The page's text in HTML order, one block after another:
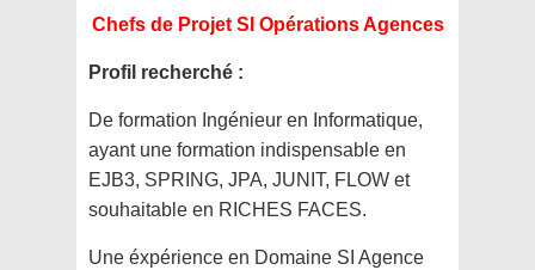
Chefs de Projet SI Opérations Agences
Profil recherché :
De formation Ingénieur en Informatique,
ayant une formation indispensable en
EJB3, SPRING, JPA, JUNIT, FLOW et
souhaitable en RICHES FACES.
Une éxpérience en Domaine SI Agence